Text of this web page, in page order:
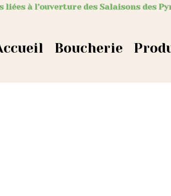
à l’ouverture des Salaisons des
Boucherie